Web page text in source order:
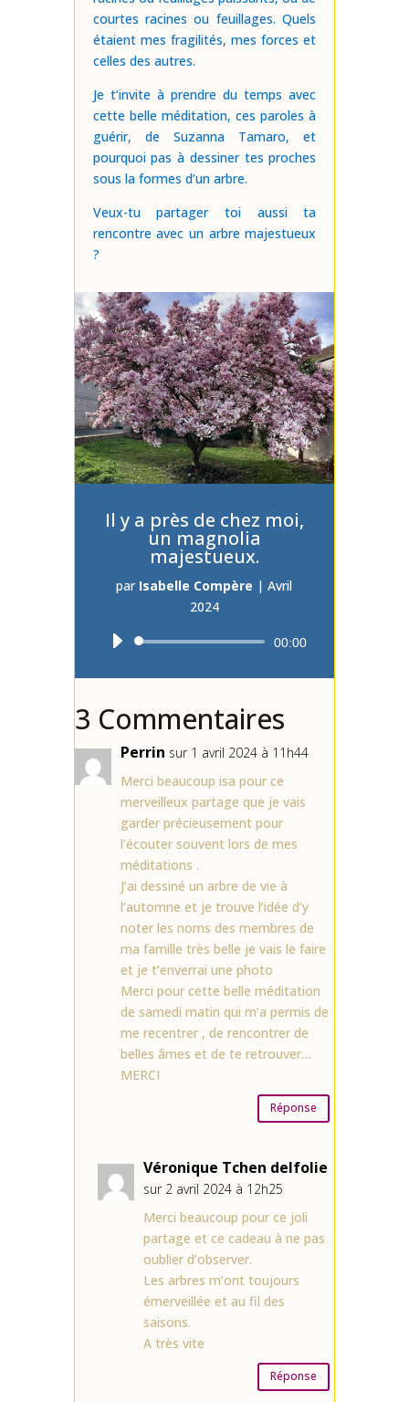
courtes racines ou feuillages. Quels
étaient mes fragilités, mes forces et
celles des autres.
Je t’invite à prendre du temps avec
cette belle méditation, ces paroles à
guérir, de Suzanna Tamaro, et
pourquoi pas à dessiner tes proches
sous la formes d’un arbre.
Veux-tu partager toi aussi ta
rencontre avec un arbre majestueux
?
Il y a près de chez moi,
un magnolia
majestueux.
par Isabelle Compère |Avril
2024
Lecteur
00:00
3 Commentaires
Perrin sur 1 avril 2024 à 11h44
Merci beaucoup isa pour ce
merveilleux partage que je vais
garder précieusement pour
l’écouter souvent lors de mes
méditations .
J’ai dessiné un arbre de vie à
l’automne et je trouve l’idée d’y
noter les noms des membres de
ma famille très belle je vais le faire
et je t’enverrai une photo
Merci pour cette belle méditation
de samedi matin qui m’a permis de
me recentrer , de rencontrer de
belles âmes et de te retrouver…
MERCI
Réponse
Véronique Tchen delfolie
sur 2 avril 2024 à 12h25
Merci beaucoup pour ce joli
partage et ce cadeau à ne pas
oublier d’observer.
Les arbres m’ont toujours
émerveillée et au fil des
saisons.
A très vite
Réponse